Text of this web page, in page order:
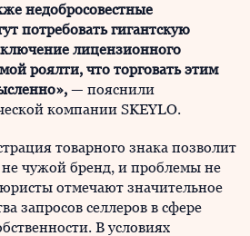
недобросовестные
потребовать гигантскую
лицензионного
роялти, что торговать этим
— пояснили
компании SKEYLO.
товарного знака позволит
не чужой бренд, и проблемы не
отмечают значительное
запросов селлеров в сфере
В условиях